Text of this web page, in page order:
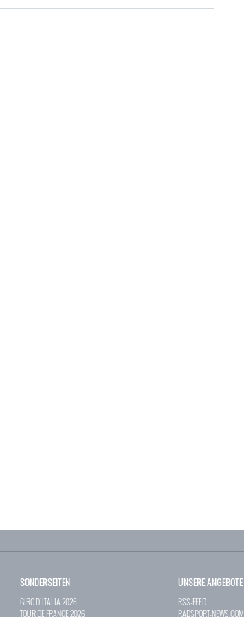
SONDERSEITEN
GIRO D`ITALIA 2026
TOUR DE FRANCE 2026
UNSERE ANGEBOTE
RSS-FEED
RADSPORT-NEWS.COM